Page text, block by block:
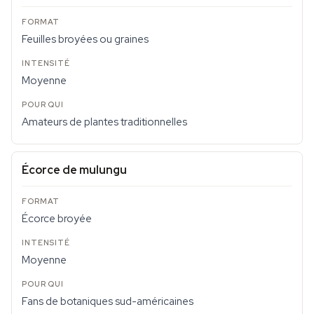
Feuilles broyées ou graines
Moyenne
Amateurs de plantes traditionnelles
Écorce de mulungu
Écorce broyée
Moyenne
Fans de botaniques sud-américaines